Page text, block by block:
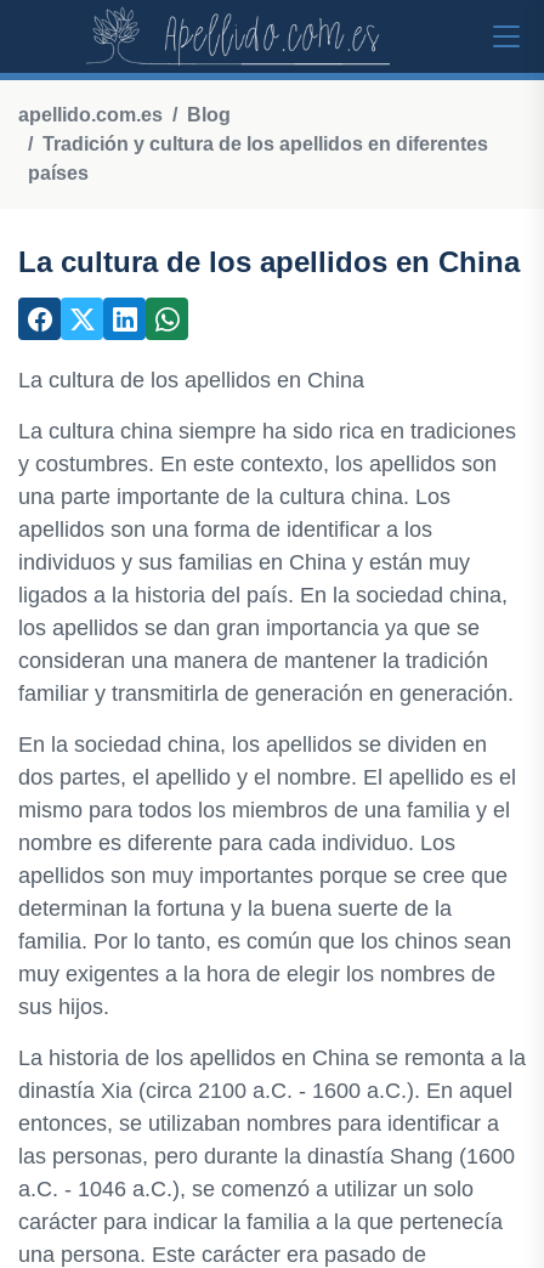
apellido.com.es
Blog
Tradición y cultura de los apellidos en diferentes
países
La cultura de los apellidos en China
La cultura de los apellidos en China
La cultura china siempre ha sido rica en tradiciones
y costumbres. En este contexto, los apellidos son
una parte importante de la cultura china. Los
apellidos son una forma de identificar a los
individuos y sus familias en China y están muy
ligados a la historia del país. En la sociedad china,
los apellidos se dan gran importancia ya que se
consideran una manera de mantener la tradición
familiar y transmitirla de generación en generación.
En la sociedad china, los apellidos se dividen en
dos partes, el apellido y el nombre. El apellido es el
mismo para todos los miembros de una familia y el
nombre es diferente para cada individuo. Los
apellidos son muy importantes porque se cree que
determinan la fortuna y la buena suerte de la
familia. Por lo tanto, es común que los chinos sean
muy exigentes a la hora de elegir los nombres de
sus hijos.
La historia de los apellidos en China se remonta a la
dinastía Xia (circa 2100 a.C. - 1600 a.C.). En aquel
entonces, se utilizaban nombres para identificar a
las personas, pero durante la dinastía Shang (1600
a.C. - 1046 a.C.), se comenzó a utilizar un solo
carácter para indicar la familia a la que pertenecía
una persona. Este carácter era pasado de